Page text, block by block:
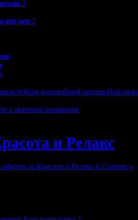
3
ден 2
Обща оценкаБрой оценкиНай-
с активни промоции
и Релакс
за Красота и Релакс в Сливен »